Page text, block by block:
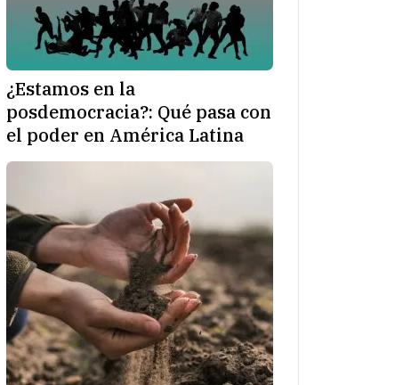
¿Estamos en la
posdemocracia?: Qué pasa con
el poder en América Latina